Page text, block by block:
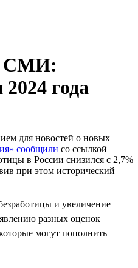
СМИ:
года
для новостей о новых
сообщили со ссылкой
в России снизился с 2,7%
при этом исторический
и увеличение
разных оценок
могут пополнить